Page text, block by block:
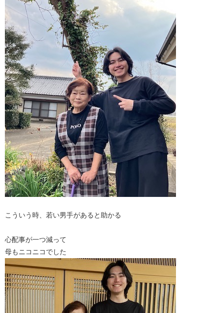
こういう時、若い男手があると助かる
心配事が一つ減って
母もニコニコでした